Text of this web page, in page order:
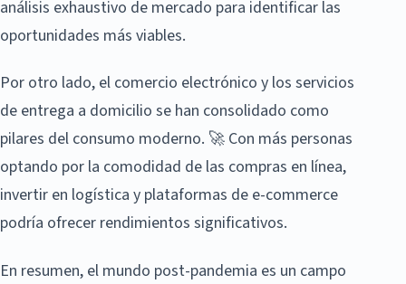
análisis exhaustivo de mercado para identificar las
oportunidades más viables.
Por otro lado, el comercio electrónico y los servicios
de entrega a domicilio se han consolidado como
pilares del consumo moderno. 🚀 Con más personas
optando por la comodidad de las compras en línea,
invertir en logística y plataformas de e-commerce
podría ofrecer rendimientos significativos.
En resumen, el mundo post-pandemia es un campo